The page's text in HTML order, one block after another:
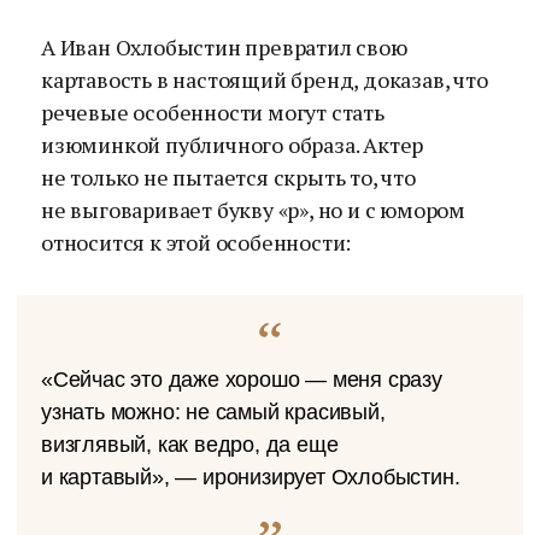
А Иван Охлобыстин превратил свою
картавость в настоящий бренд, доказав, что
речевые особенности могут стать
изюминкой публичного образа. Актер
не только не пытается скрыть то, что
не выговаривает букву «р», но и с юмором
относится к этой особенности:
«Сейчас это даже хорошо — меня сразу
узнать можно: не самый красивый,
визглявый, как ведро, да еще
и картавый», — иронизирует Охлобыстин.